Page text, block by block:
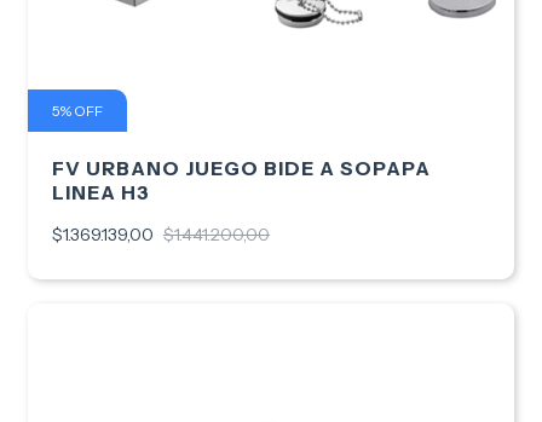
5% OFF
FV URBANO JUEGO BIDE A SOPAPA
LINEA H3
$1.369.139,00 $1.441.200,00